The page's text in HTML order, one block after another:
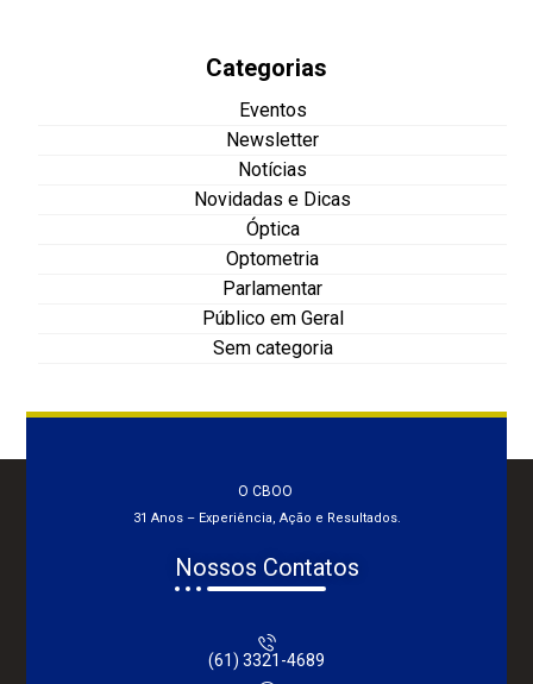
Categorias
Eventos
Newsletter
Notícias
Novidadas e Dicas
Óptica
Optometria
Parlamentar
Público em Geral
Sem categoria
O CBOO
31 Anos – Experiência, Ação e Resultados.
Nossos Contatos
(61) 3321-4689